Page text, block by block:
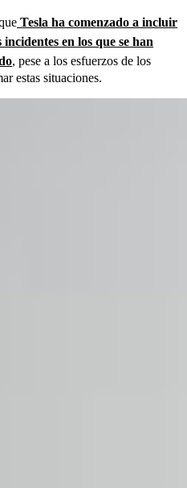
Tesla ha comenzado a incluir
en los que se han
, pese a los esfuerzos de los
estas situaciones.